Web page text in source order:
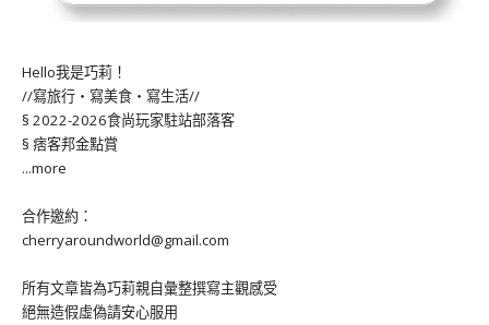
Hello我是巧莉！
//寫旅行・寫美食・寫生活//
§ 2022-2026食尚玩家駐站部落客
§ 痞客邦金點賞
...more
合作邀約：
cherryaroundworld@gmail.com
所有文章皆為巧莉親自彙整撰寫主觀感受
絕無造假虛偽請安心服用